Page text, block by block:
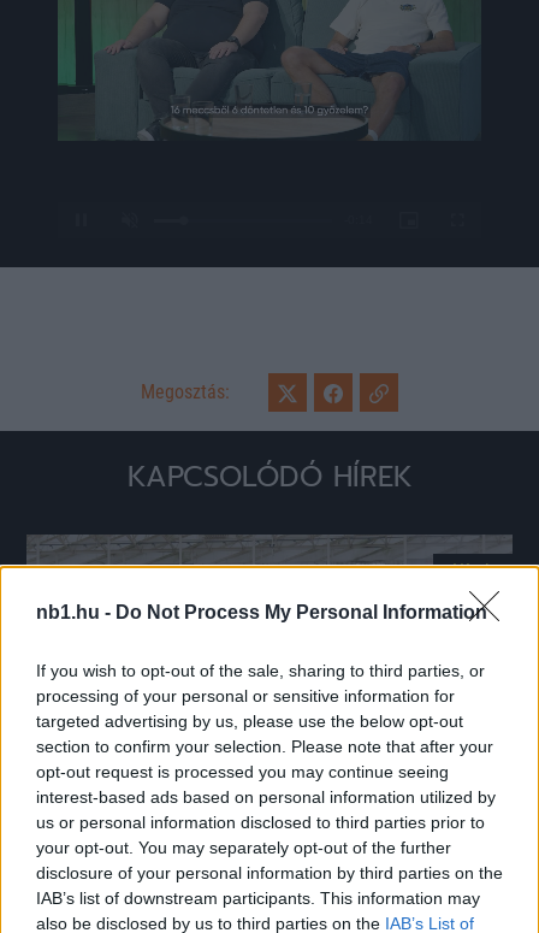
nb1.hu - Do Not Process My Personal Information
If you wish to opt-out of the sale, sharing to third parties, or
processing of your personal or sensitive information for
targeted advertising by us, please use the below opt-out
section to confirm your selection. Please note that after your
opt-out request is processed you may continue seeing
interest-based ads based on personal information utilized by
us or personal information disclosed to third parties prior to
your opt-out. You may separately opt-out of the further
disclosure of your personal information by third parties on the
IAB’s list of downstream participants. This information may
also be disclosed by us to third parties on the IAB’s List of
Megosztás:
KAPCSOLÓDÓ HÍREK
Hírek
DVSC-Pjunik: van, ami Dzsudzsák szerint jó előjel
Három év után ismét európai kupamérkőzést játszik a DVSC.
2026.07.22. |